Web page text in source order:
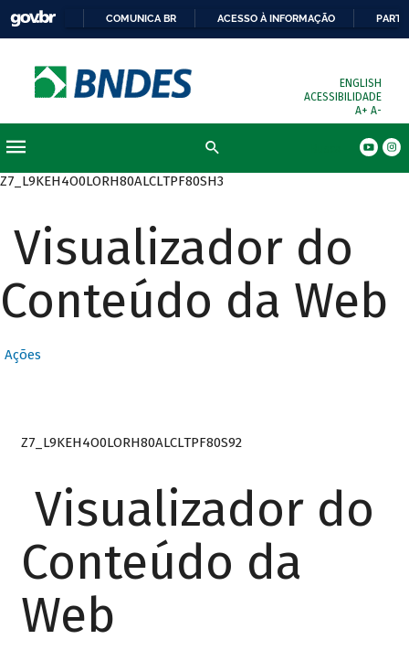
COMUNICA BR ACESSO À INFORMAÇÃO
ENGLISH
ACESSIBILIDADE
A+ A-
Z7_L9KEH4O0LORH80ALCLTPF80SH3
Visualizador do
Conteúdo da Web
Ações
Z7_L9KEH4O0LORH80ALCLTPF80S92
Visualizador do
Conteúdo da
Web